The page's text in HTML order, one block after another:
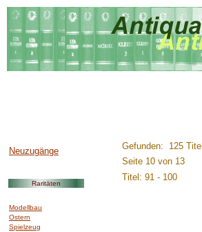
Neuzugänge
Raritäten
Modellbau
Ostern
Spielzeug
Gefunden: 125 Titel
Seite 10 von 13
Titel: 91 - 100